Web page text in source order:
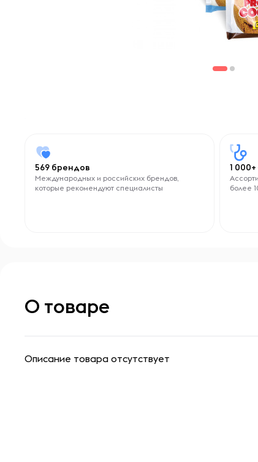
569 брендов
Международных и российских брендов,
которые рекомендуют специалисты
1
более
О товаре
Описание товара отсутствует